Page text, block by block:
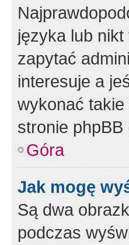
języka lub nikt
zapytać
interesuje a
wykonać takie
stronie
Góra
Jak mogę
Są dwa
podczas